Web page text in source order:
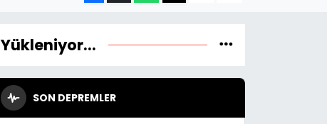
Yükleniyor...
SON DEPREMLER